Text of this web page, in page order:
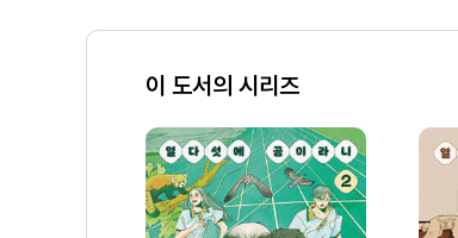
이 도서의 시리즈